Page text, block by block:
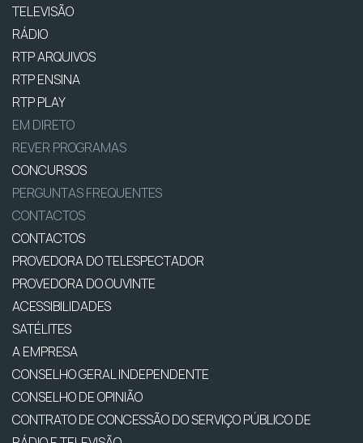
TELEVISÃO
RÁDIO
RTP ARQUIVOS
RTP ENSINA
RTP PLAY
EM DIRETO
REVER PROGRAMAS
CONCURSOS
PERGUNTAS FREQUENTES
CONTACTOS
CONTACTOS
PROVEDORA DO TELESPECTADOR
PROVEDORA DO OUVINTE
ACESSIBILIDADES
SATÉLITES
A EMPRESA
CONSELHO GERAL INDEPENDENTE
CONSELHO DE OPINIÃO
CONTRATO DE CONCESSÃO DO SERVIÇO PÚBLICO DE